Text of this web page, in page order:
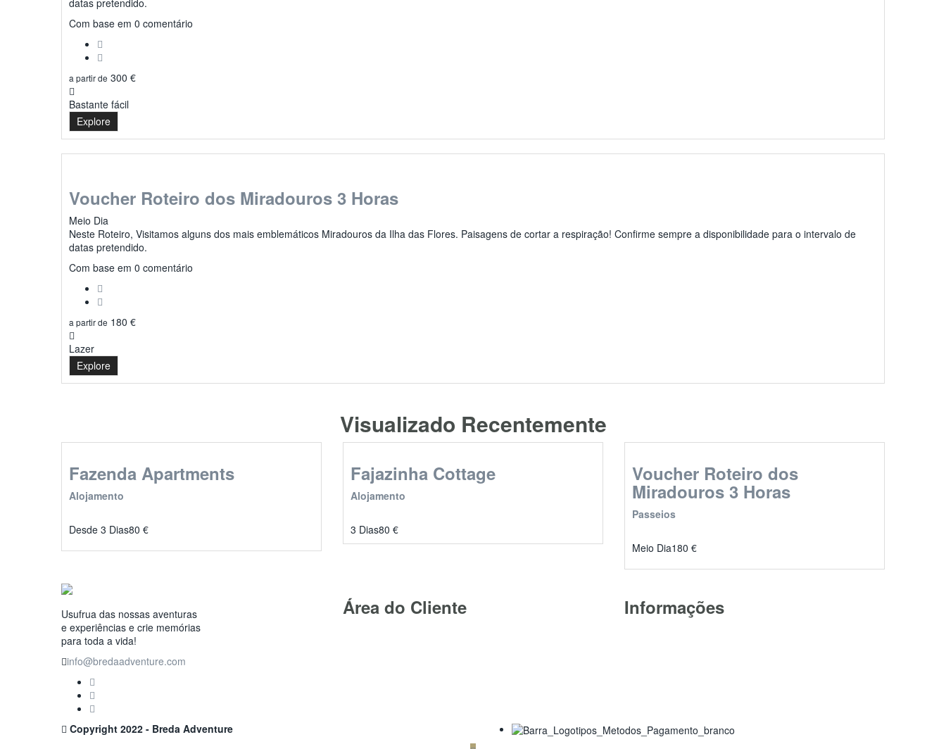
datas pretendido.
0
Com base em 0 comentário
a partir de 300 €
Bastante fácil
Explore
Voucher Roteiro dos Miradouros 3 Horas
Meio Dia
Neste Roteiro, Visitamos alguns dos mais emblemáticos Miradouros da Ilha das Flores. Paisagens de cortar a respiração! Confirme sempre a disponibilidade para o intervalo de
datas pretendido.
0
Com base em 0 comentário
a partir de 180 €
Lazer
Explore
Visualizado Recentemente
Fazenda Apartments
Alojamento
Desde 3 Dias80 €
Fajazinha Cottage
Alojamento
3 Dias80 €
Voucher Roteiro dos
Miradouros 3 Horas
Passeios
Meio Dia180 €
Usufrua das nossas aventuras
e experiências e crie memórias
para toda a vida!
info@bredaadventure.com
Área do Cliente Informações
Copyright 2022 - Breda Adventure